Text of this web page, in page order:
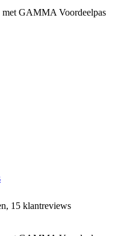
GAMMA Voordeelpas
15 klantreviews